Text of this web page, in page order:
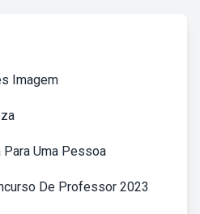
Imagem
Para Uma Pessoa
De Professor 2023